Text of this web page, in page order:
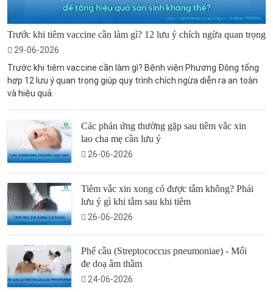
Trước khi tiêm vaccine cần làm gì? 12 lưu ý chích ngừa quan trọng
29-06-2026
Trước khi tiêm vaccine cần làm gì? Bệnh viện Phương Đông tổng
hợp 12 lưu ý quan trọng giúp quy trình chích ngừa diễn ra an toàn
và hiệu quả.
Các phản ứng thường gặp sau tiêm vắc xin
lao cha mẹ cần lưu ý
26-06-2026
Tiêm vắc xin xong có được tắm không? Phải
lưu ý gì khi tắm sau khi tiêm
26-06-2026
Phế cầu (Streptococcus pneumoniae) - Mối
đe doạ âm thầm
24-06-2026